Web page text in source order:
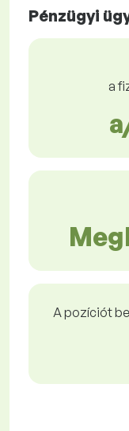
Pénzügyi
a
A pozíciót